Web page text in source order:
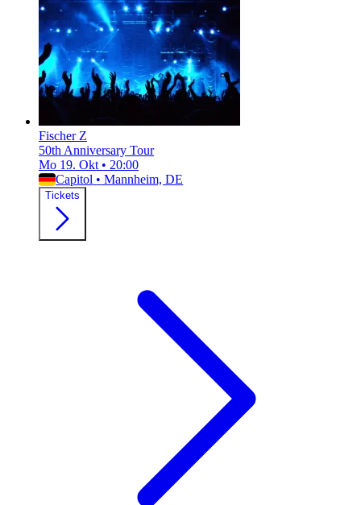
Fischer Z
50th Anniversary Tour
Mo 19. Okt • 20:00
Capitol • Mannheim, DE
Tickets